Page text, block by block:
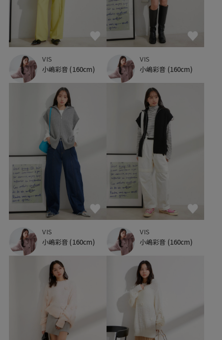
VIS
小嶋彩音 (160cm)
VIS
小嶋彩音 (160cm)
VIS
小嶋彩音 (160cm)
VIS
小嶋彩音 (160cm)